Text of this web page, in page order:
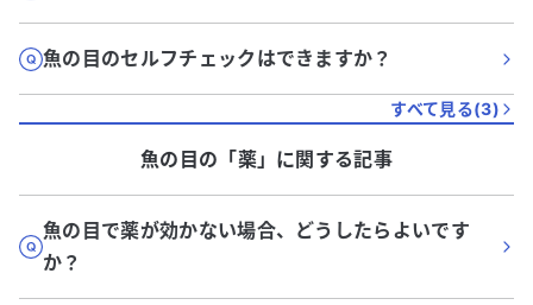
魚の目のセルフチェックはできますか？
すべて見る(3)
魚の目 の「薬」に関する記事
魚の目で薬が効かない場合、どうしたらよいです
か？